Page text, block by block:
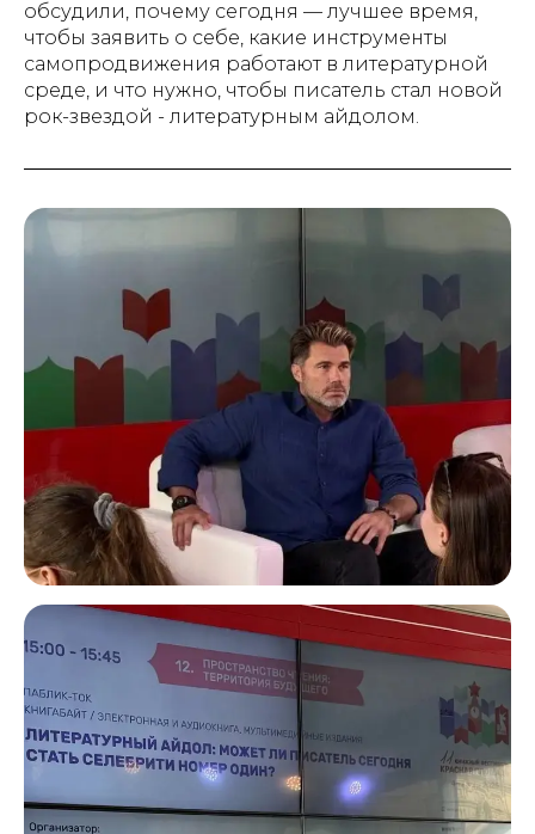
обсудили, почему сегодня — лучшее время,
чтобы заявить о себе, какие инструменты
самопродвижения работают в литературной
среде, и что нужно, чтобы писатель стал новой
рок-звездой - литературным айдолом.